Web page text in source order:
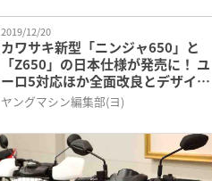
2019/12/20
カワサキ新型「ニンジャ650」と
「Z650」の日本仕様が発売に！ ユ
ーロ5対応ほか全面改良とデザイン
一新（3ページ目）
ヤングマシン編集部(ヨ)